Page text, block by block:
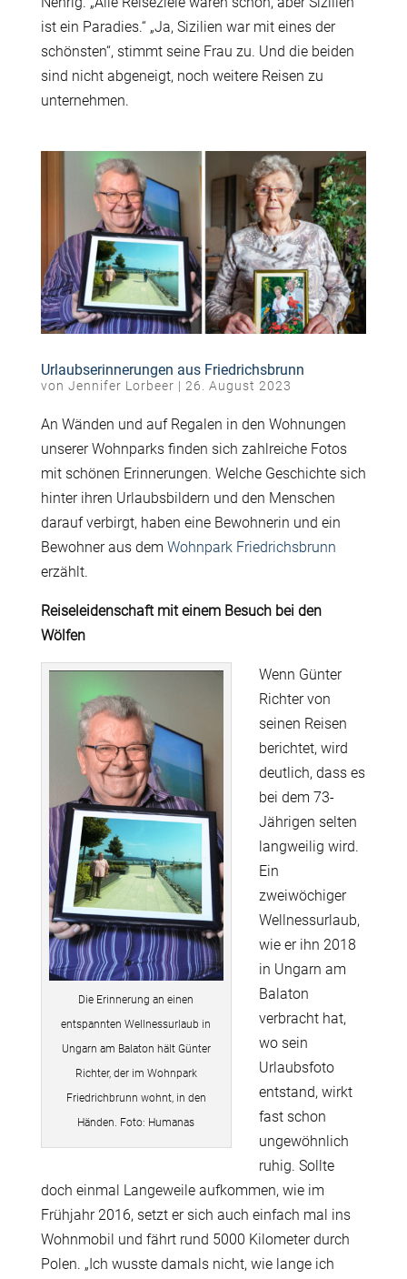
ist ein Paradies.“ „Ja, Sizilien war mit eines der
schönsten“, stimmt seine Frau zu. Und die beiden
sind nicht abgeneigt, noch weitere Reisen zu
unternehmen.
Urlaubserinnerungen aus Friedrichsbrunn
von Jennifer Lorbeer | 26. August 2023
An Wänden und auf Regalen in den Wohnungen
unserer Wohnparks finden sich zahlreiche Fotos
mit schönen Erinnerungen. Welche Geschichte sich
hinter ihren Urlaubsbildern und den Menschen
darauf verbirgt, haben eine Bewohnerin und ein
Bewohner aus dem Wohnpark Friedrichsbrunn
erzählt.
Reiseleidenschaft mit einem Besuch bei den
Wölfen
Die Erinnerung an einen
entspannten Wellnessurlaub in
Ungarn am Balaton hält Günter
Richter, der im Wohnpark
Friedrichbrunn wohnt, in den
Händen. Foto: Humanas
Wenn Günter
Richter von
seinen Reisen
berichtet, wird
deutlich, dass es
bei dem 73-
Jährigen selten
langweilig wird.
Ein
zweiwöchiger
Wellnessurlaub,
wie er ihn 2018
in Ungarn am
Balaton
verbracht hat,
wo sein
Urlaubsfoto
entstand, wirkt
fast schon
ungewöhnlich
ruhig. Sollte
doch einmal Langeweile aufkommen, wie im
Frühjahr 2016, setzt er sich auch einfach mal ins
Wohnmobil und fährt rund 5000 Kilometer durch
Polen. „Ich wusste damals nicht, wie lange ich